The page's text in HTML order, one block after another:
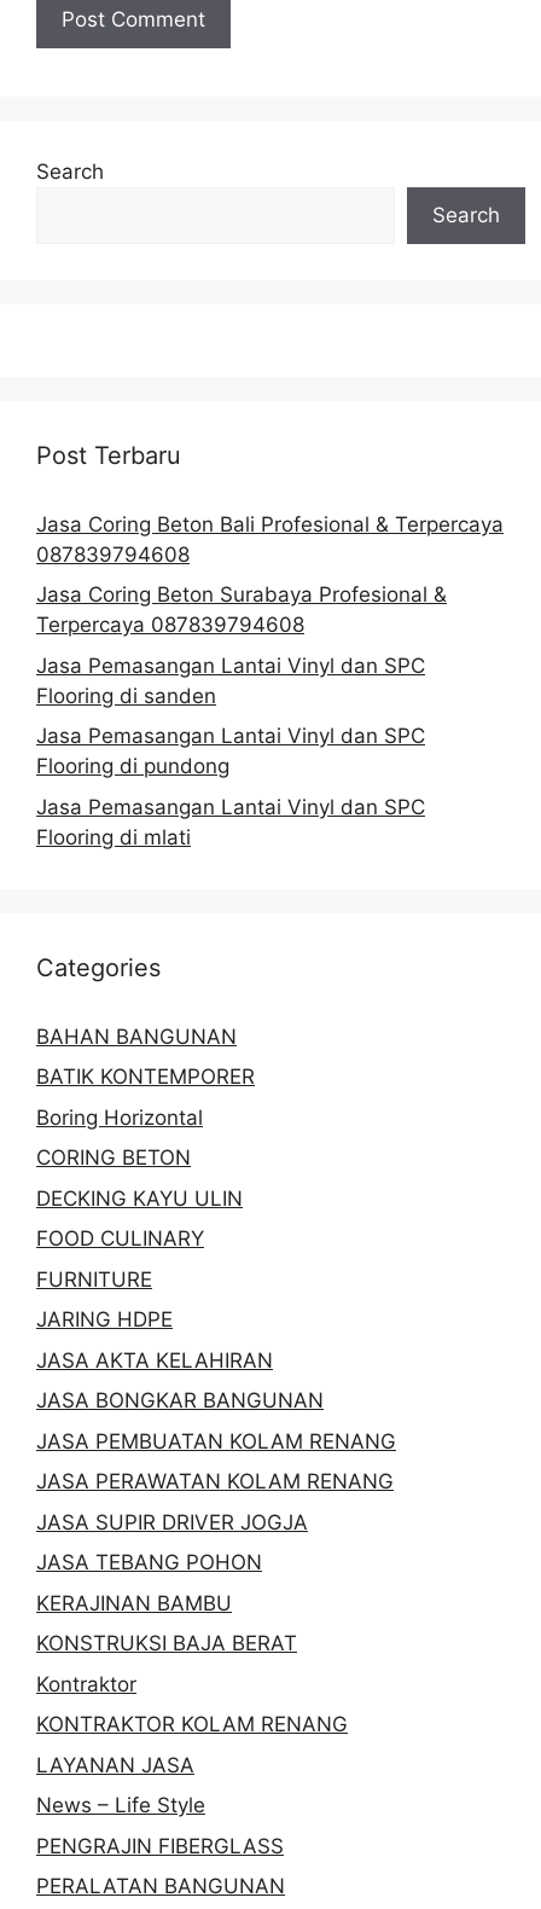
Search
Search
Post Terbaru
Jasa Coring Beton Bali Profesional & Terpercaya
087839794608
Jasa Coring Beton Surabaya Profesional &
Terpercaya 087839794608
Jasa Pemasangan Lantai Vinyl dan SPC
Flooring di sanden
Jasa Pemasangan Lantai Vinyl dan SPC
Flooring di pundong
Jasa Pemasangan Lantai Vinyl dan SPC
Flooring di mlati
Categories
BAHAN BANGUNAN
BATIK KONTEMPORER
Boring Horizontal
CORING BETON
DECKING KAYU ULIN
FOOD CULINARY
FURNITURE
JARING HDPE
JASA AKTA KELAHIRAN
JASA BONGKAR BANGUNAN
JASA PEMBUATAN KOLAM RENANG
JASA PERAWATAN KOLAM RENANG
JASA SUPIR DRIVER JOGJA
JASA TEBANG POHON
KERAJINAN BAMBU
KONSTRUKSI BAJA BERAT
Kontraktor
KONTRAKTOR KOLAM RENANG
LAYANAN JASA
News – Life Style
PENGRAJIN FIBERGLASS
PERALATAN BANGUNAN